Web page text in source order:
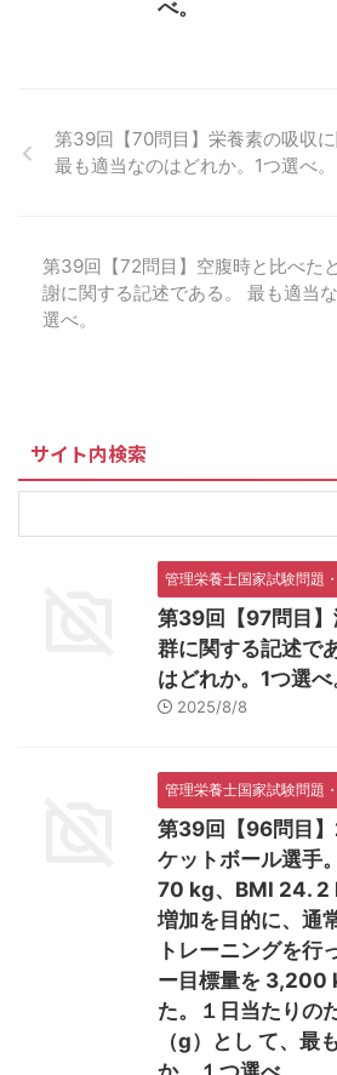
べ。
第39回【70問目】栄養素の吸収に
最も適当なのはどれか。1つ選べ。
第39回【72問目】空腹時と比べた
謝に関する記述である。 最も適当
選べ。
サイト内検索
管理栄養士国家試験問題
第39回【97問目
群に関する記述で
はどれか。1つ選べ
2025/8/8
管理栄養士国家試験問題
第39回【96問目
ケットボール選手
70 kg、BMI 24. 2
増加を目的に、通
トレーニングを行
ー目標量を 3,200
た。１日当たりの
（g）とし て、最